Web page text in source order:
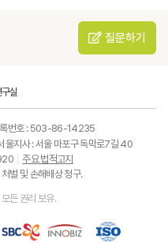
질문하기
구실
록번호 : 503-86-14235
울지사 : 서울 마포구 독막로7길 40
주요 법적고지
벌 및 손해배상 청구.
든 권리 보유.
중
소
중
소
ISO9001